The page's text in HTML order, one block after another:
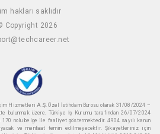
hakları saklıdır
Copyright 2026
Hizmetleri A.Ş. Özel İstihdam Bürosu olarak 31/08/2024 –
bulunmak üzere, Türkiye İş Kurumu tarafından 26/07/2024
170 nolu belge ile faaliyet göstermektedir. 4904 sayılı kanun
ve menfaat temin edilmeyecektir. Şikayetleriniz için